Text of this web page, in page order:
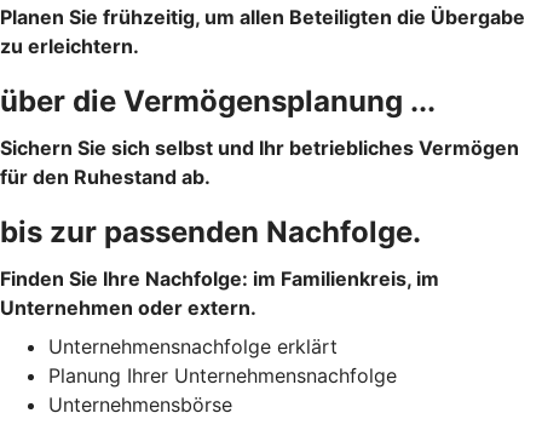
Planen Sie frühzeitig, um allen Beteiligten die Übergabe
zu erleichtern.
über die Vermögensplanung ...
Sichern Sie sich selbst und Ihr betriebliches Vermögen
für den Ruhestand ab.
bis zur passenden Nachfolge.
Finden Sie Ihre Nachfolge: im Familienkreis, im
Unternehmen oder extern.
Unternehmensnachfolge erklärt
Planung Ihrer Unternehmensnachfolge
Unternehmensbörse